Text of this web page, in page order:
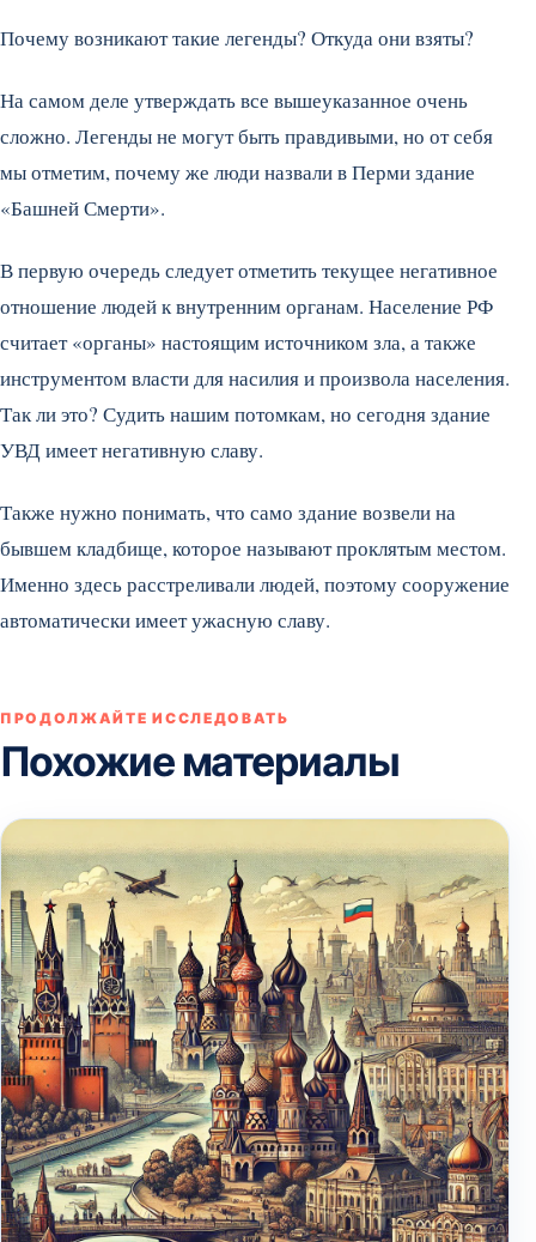
Почему возникают такие легенды? Откуда они взяты?
На самом деле утверждать все вышеуказанное очень
сложно. Легенды не могут быть правдивыми, но от себя
мы отметим, почему же люди назвали в Перми здание
«Башней Смерти».
В первую очередь следует отметить текущее негативное
отношение людей к внутренним органам. Население РФ
считает «органы» настоящим источником зла, а также
инструментом власти для насилия и произвола населения.
Так ли это? Судить нашим потомкам, но сегодня здание
УВД имеет негативную славу.
Также нужно понимать, что само здание возвели на
бывшем кладбище, которое называют проклятым местом.
Именно здесь расстреливали людей, поэтому сооружение
автоматически имеет ужасную славу.
ПРОДОЛЖАЙТЕ ИССЛЕДОВАТЬ
Похожие материалы